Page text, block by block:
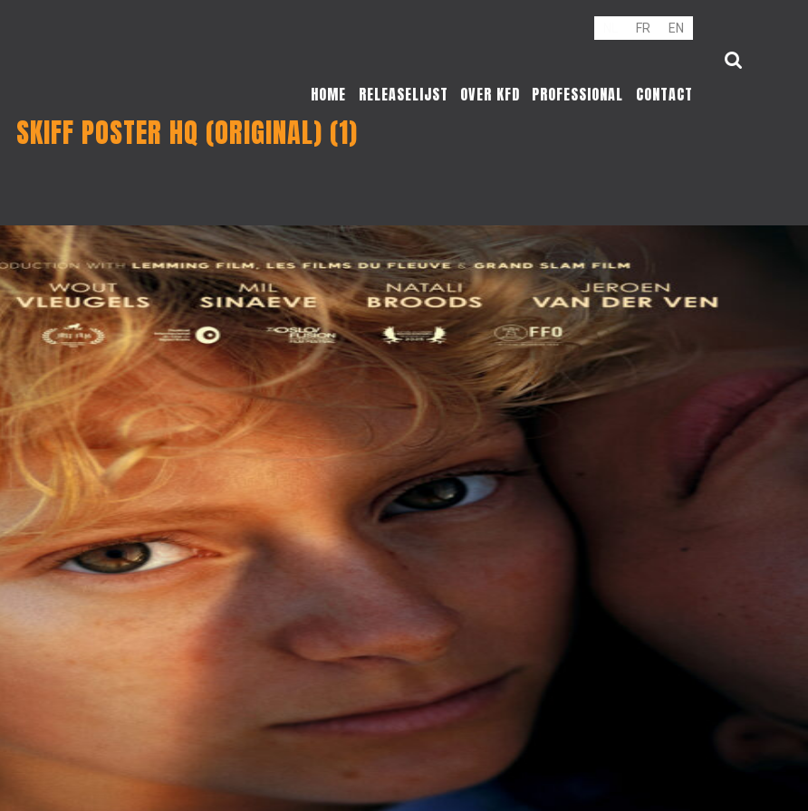
FR EN
HOME RELEASELIJST OVER KFD PROFESSIONAL CONTACT
SKIFF POSTER HQ (ORIGINAL) (1)